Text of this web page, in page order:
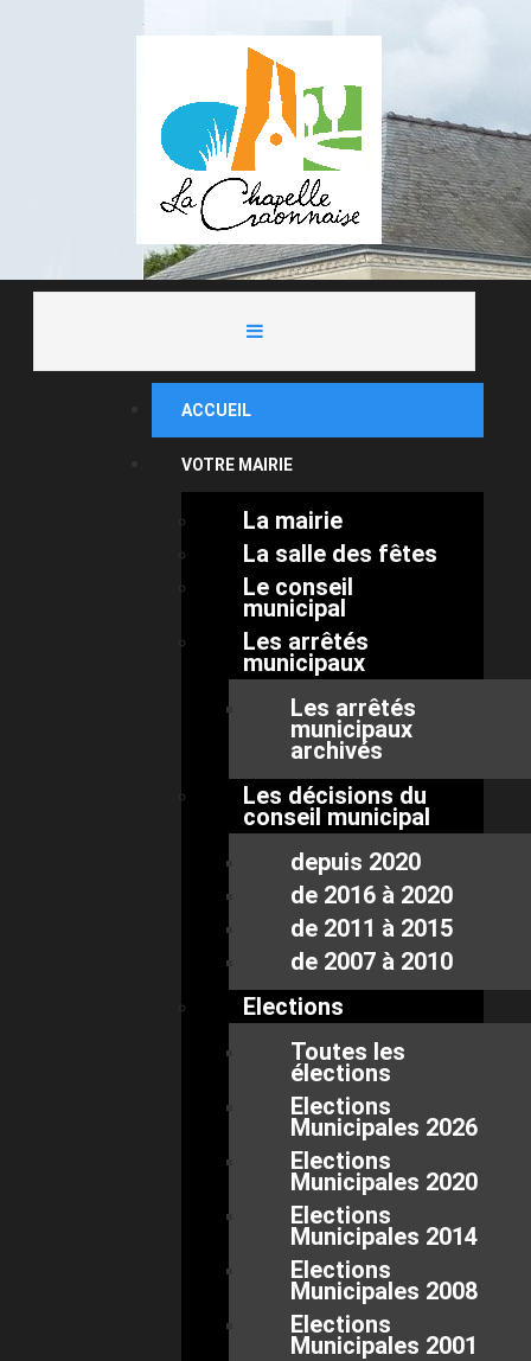
ACCUEIL
VOTRE MAIRIE
La mairie
La salle des fêtes
Le conseil
municipal
Les arrêtés
municipaux
Les arrêtés
municipaux
archivés
Les décisions du
conseil municipal
depuis 2020
de 2016 à 2020
de 2011 à 2015
de 2007 à 2010
Elections
Toutes les
élections
Elections
Municipales 2026
Elections
Municipales 2020
Elections
Municipales 2014
Elections
Municipales 2008
Elections
Municipales 2001